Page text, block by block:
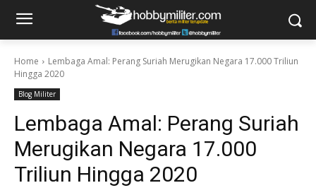
Home
Lembaga Amal: Perang Suriah Merugikan Negara 17.000 Triliun
Hingga 2020
Blog Militer
Lembaga Amal: Perang Suriah
Merugikan Negara 17.000
Triliun Hingga 2020